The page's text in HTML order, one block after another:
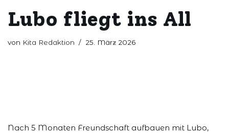
Lubo fliegt ins All
von Kita Redaktion 25. März 2026
Nach 5 Monaten Freundschaft aufbauen mit Lubo,